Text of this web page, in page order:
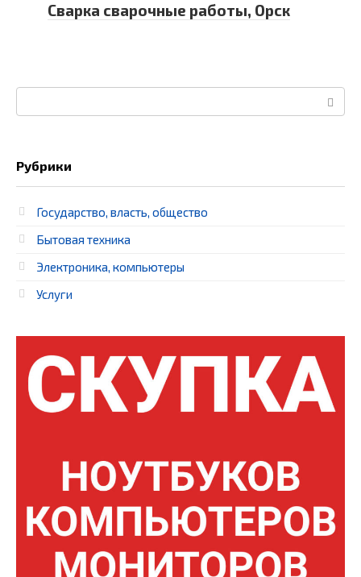
Сварка сварочные работы, Орск
Рубрики
Государство, власть, общество
Бытовая техника
Электроника, компьютеры
Услуги